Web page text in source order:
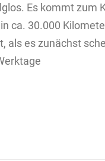
Es kommt zum
ca. 30.000
als es zunächst